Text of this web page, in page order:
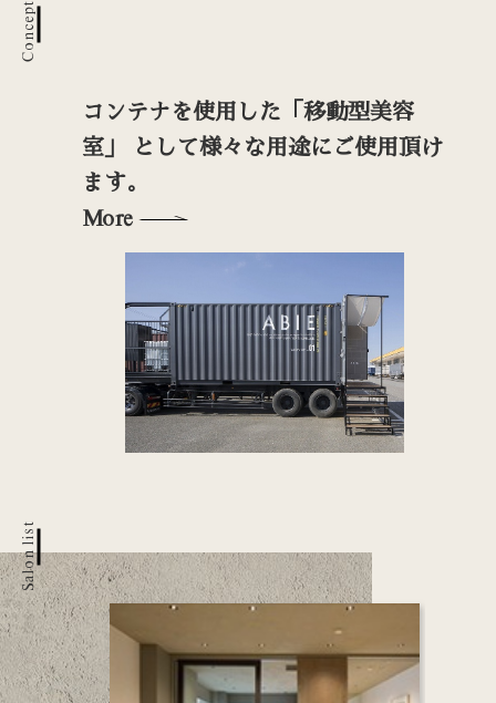
Concept
コンテナを使用した「移動型美容
室」 として様々な用途にご使用頂け
ます。
More
Salon list